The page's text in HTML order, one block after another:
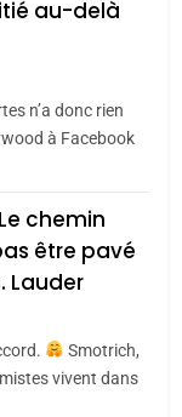
pays
la plus
le
au-delà
n’a donc rien
à Facebook
Le chemin
être pavé
Lauder
Smotrich,
vivent dans
Thérèse
–
de
de Tadla
produits